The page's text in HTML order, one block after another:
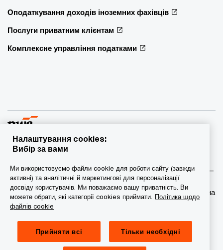
Оподаткування доходів іноземних фахівців
Послуги приватним клієнтам
Комплексне управління податками
учасник/фірми-учасниці мережі PwC, а в деяких випадках –
міжнародна мережа PwC. Кожна фірма мережі є
самостійною юридичною особою. Докладніша інформація на
веб-сторінці www.pwc.com/structure.
Конфіденційність
Сookie-файли
Налаштування cookies:
Вибір за вами
Ми використовуємо файли cookie для роботи сайту (завжди
активні) та аналітичні й маркетингові для персоналізації
досвіду користувачів. Ми поважаємо вашу приватність. Ви
можете обрати, які категорії cookies приймати. Політика щодо
файлів cookie
Прийняти всі Тільки необхідні